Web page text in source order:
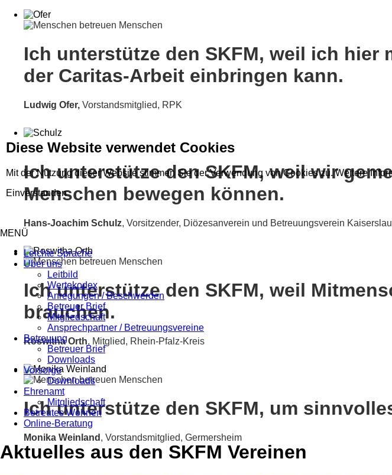
Ich unterstütze den SKFM, weil ich hier
der Caritas-Arbeit einbringen kann.
Ludwig Ofer, Vorstandsmitglied, RPK
Ich unterstütze den SKFM, weil wir
Menschen bewegen können.
Hans-Joachim Schulz, Vorsitzender, Diözesanverein und Betreuungsverein
Ich unterstütze den SKFM, weil
brauchen.
Roswitha Orth, Mitglied, Rhein-Pfalz-Kreis
Ich unterstütze den SKFM, um
Monika Weinland , Vorstandsmitglied, Germersheim
Diese Website verwendet Cookies
Mit der Nutzung dieser Website stimmen Sie der Verwendung von Cookies zu. Weitere
Einverstanden
MENÜ
Leichte Sprache
Über uns
Leitbild
Wertekodex
Anregungen / Beschwerden
Betreuer Brief
Mitgliedschaft
Ansprechpartner / Betreuungsvereine
Betreuung
Betreuer Brief
Downloads
Vorsorge
Downloads
Ehrenamt
Mitgliedschaft
Betreutes Wohnen
Online-Beratung
Aktuelles aus den SKFM Vereinen